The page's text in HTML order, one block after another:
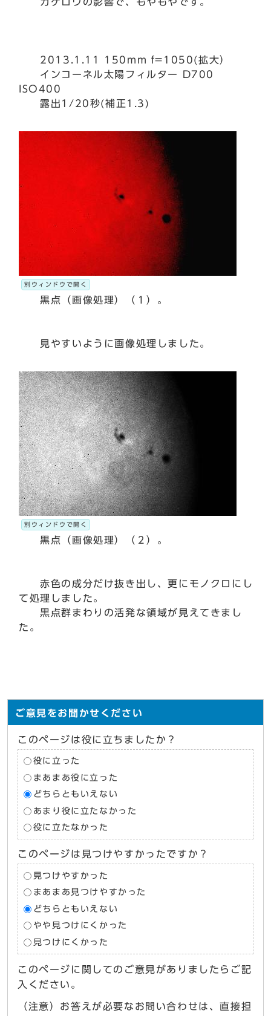
2013.1.11 150mm f=1050(拡大）
インコーネル太陽フィルター D700
ISO400
露出1/20秒(補正1.3)
別ウィンドウで開く
黒点（画像処理）（１）。
見やすいように画像処理しました。
別ウィンドウで開く
黒点（画像処理）（２）。
赤色の成分だけ抜き出し、更にモノクロにし
て処理しました。
黒点群まわりの活発な領域が見えてきまし
た。
ご意見をお聞かせください
このページは役に立ちましたか？
役に立った
まあまあ役に立った
どちらともいえない
あまり役に立たなかった
役に立たなかった
このページは見つけやすかったですか？
見つけやすかった
まあまあ見つけやすかった
どちらともいえない
やや見つけにくかった
見つけにくかった
このページに関してのご意見がありましたらご記
入ください。
（注意）お答えが必要なお問い合わせは、直接担